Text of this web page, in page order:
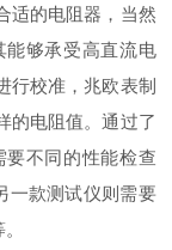
适的电阻器，当然
能够承受高直流电
行校准，兆欧表制
的电阻值。通过了
不同的性能检查
一款测试仪则需要